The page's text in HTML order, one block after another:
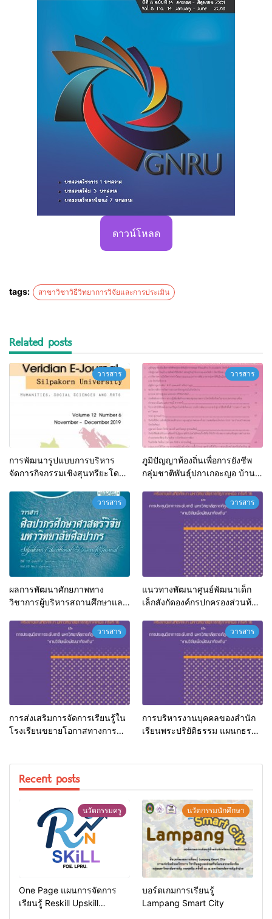
ดาวน์โหลด
tags: สาขาวิชาวิธีวิทยาการวิจัยและการประเมิน
Related posts
วารสาร
การพัฒนารูปแบบการบริหาร
จัดการกิจกรรมเชิงสุนทรียะโดย
เทศบาลตำบลน้ำโจ้ อำเภอแม่ทะ
จังหวัดลำปาง
วารสาร
ภูมิปัญญาท้องถิ่นเพื่อการยังชีพ
กลุ่มชาติพันธุ์ปกาเกอะญอ บ้าน
ลำปาง
วารสาร
ผลการพัฒนาศักยภาพทาง
วิชาการผู้บริหารสถานศึกษาและ
ศึกษาขั้นพื้นฐาน
วารสาร
แนวทางพัฒนาศูนย์พัฒนาเด็ก
เล็กสังกัดองค์กรปกครองส่วนท้อง
ผู้ปกครอง
วารสาร
การส่งเสริมการจัดการเรียนรู้ใน
โรงเรียนขยายโอกาสทางการ
วารสาร
การบริหารงานบุคคลของสำนัก
เรียนพระปริยัติธรรม แผนกธรรม
Recent posts
นวัตกรรมครู
One Page แผนการจัดการ
เรียนรู้ Reskill Upskill
นวัตกรรมนักศึกษา
บอร์ดเกมการเรียนรู้
Lampang Smart City